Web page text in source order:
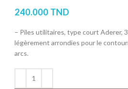
240.000 TND
– Piles utilitaires, type court Aderer,
légèrement arrondies pour le
arcs.